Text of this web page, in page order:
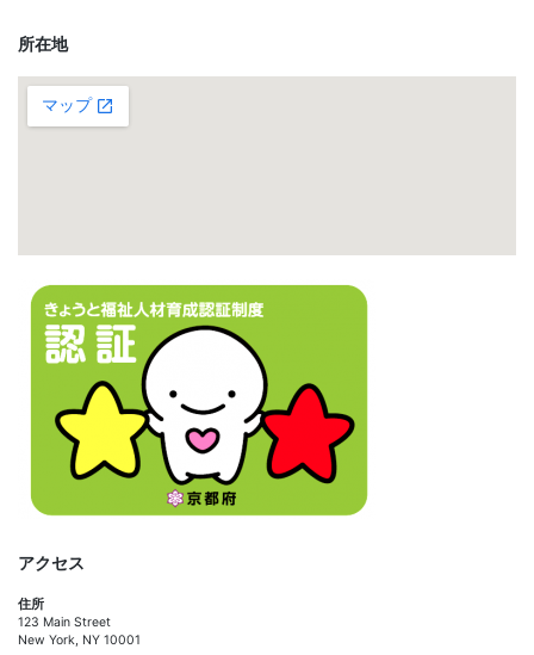
所在地
アクセス
住所
123 Main Street
New York, NY 10001